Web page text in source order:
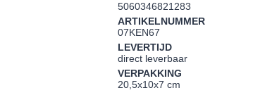
5060346821283
ARTIKELNUMMER
07KEN67
LEVERTIJD
direct leverbaar
VERPAKKING
20,5x10x7 cm